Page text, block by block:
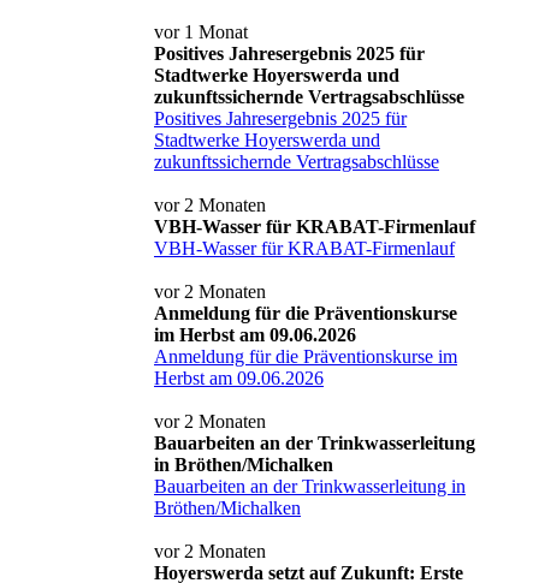
vor 1 Monat
Positives Jahresergebnis 2025 für
Stadtwerke Hoyerswerda und
zukunftssichernde Vertragsabschlüsse
Positives Jahresergebnis 2025 für
Stadtwerke Hoyerswerda und
zukunftssichernde Vertragsabschlüsse
vor 2 Monaten
VBH-Wasser für KRABAT-Firmenlauf
VBH-Wasser für KRABAT-Firmenlauf
vor 2 Monaten
Anmeldung für die Präventionskurse
im Herbst am 09.06.2026
Anmeldung für die Präventionskurse im
Herbst am 09.06.2026
vor 2 Monaten
Bauarbeiten an der Trinkwasserleitung
in Bröthen/Michalken
Bauarbeiten an der Trinkwasserleitung in
Bröthen/Michalken
vor 2 Monaten
Hoyerswerda setzt auf Zukunft: Erste